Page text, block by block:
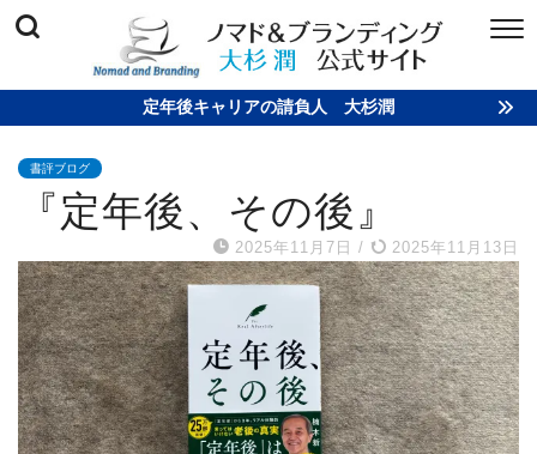
定年後キャリアの請負人 大杉潤
書評ブログ
『定年後、その後』
2025年11月7日 / 2025年11月13日